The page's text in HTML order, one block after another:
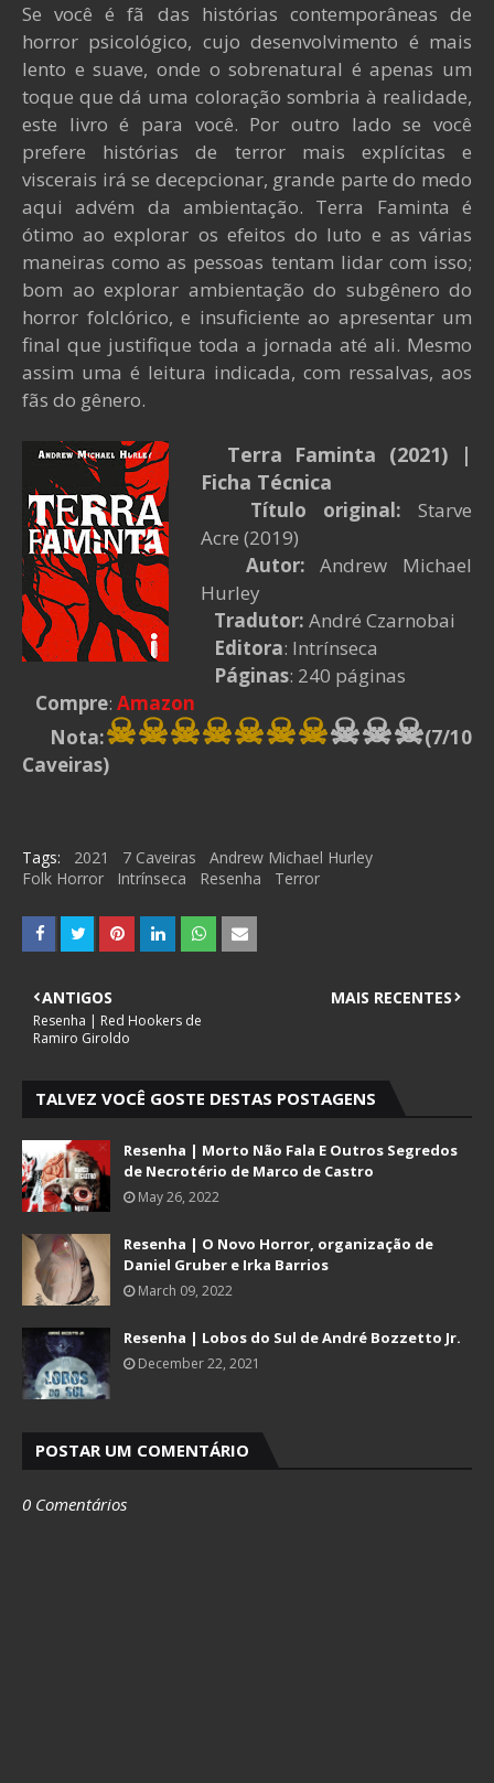
Se você é fã das histórias contemporâneas de
horror psicológico, cujo desenvolvimento é mais
lento e suave, onde o sobrenatural é apenas um
toque que dá uma coloração sombria à realidade,
este livro é para você. Por outro lado se você
prefere histórias de terror mais explícitas e
viscerais irá se decepcionar, grande parte do medo
aqui advém da ambientação. Terra Faminta é
ótimo ao explorar os efeitos do luto e as várias
maneiras como as pessoas tentam lidar com isso;
bom ao explorar ambientação do subgênero do
horror folclórico, e insuficiente ao apresentar um
final que justifique toda a jornada até ali. Mesmo
assim uma é leitura indicada, com ressalvas, aos
fãs do gênero.
Terra Faminta (2021)
|
Ficha Técnica
Título original: Starve
Acre (2019)
Autor: Andrew Michael
Hurley
Tradutor: André Czarnobai
Editora: Intrínseca
Páginas: 240 páginas
Compre: Amazon
Nota:☠☠☠☠☠☠☠☠☠☠(7/10
Caveiras)
Tags: 2021 7 Caveiras
Andrew Michael Hurley
Folk Horror
Intrínseca Resenha Terror
MAIS RECENTES
ANTIGOS
Resenha | Red Hookers de
Ramiro Giroldo
TALVEZ VOCÊ GOSTE DESTAS POSTAGENS
Resenha | Morto Não Fala E Outros Segredos
de Necrotério de Marco de Castro
May 26, 2022
Resenha | O Novo Horror, organização de
Daniel Gruber e Irka Barrios
March 09, 2022
Resenha | Lobos do Sul de André Bozzetto Jr.
December 22, 2021
POSTAR UM COMENTÁRIO
0 Comentários